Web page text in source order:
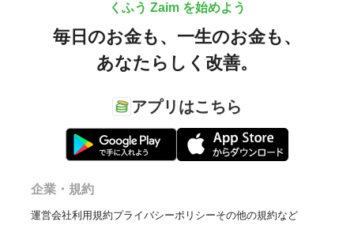
くふう Zaim を始めよう
毎日のお金も、 一生のお金も、
あなたらしく改善。
アプリはこちら
企業・規約
運営会社利用規約プライバシーポリシーその他の規約など